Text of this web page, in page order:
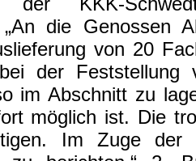
die Genossen
von 20
der Feststellung
im Abschnitt zu
möglich ist. Die
Im Zuge